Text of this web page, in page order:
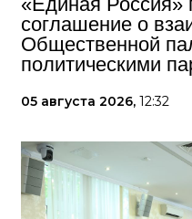
соглашение о
Общественной
политическими
05 августа 2026, 12:32